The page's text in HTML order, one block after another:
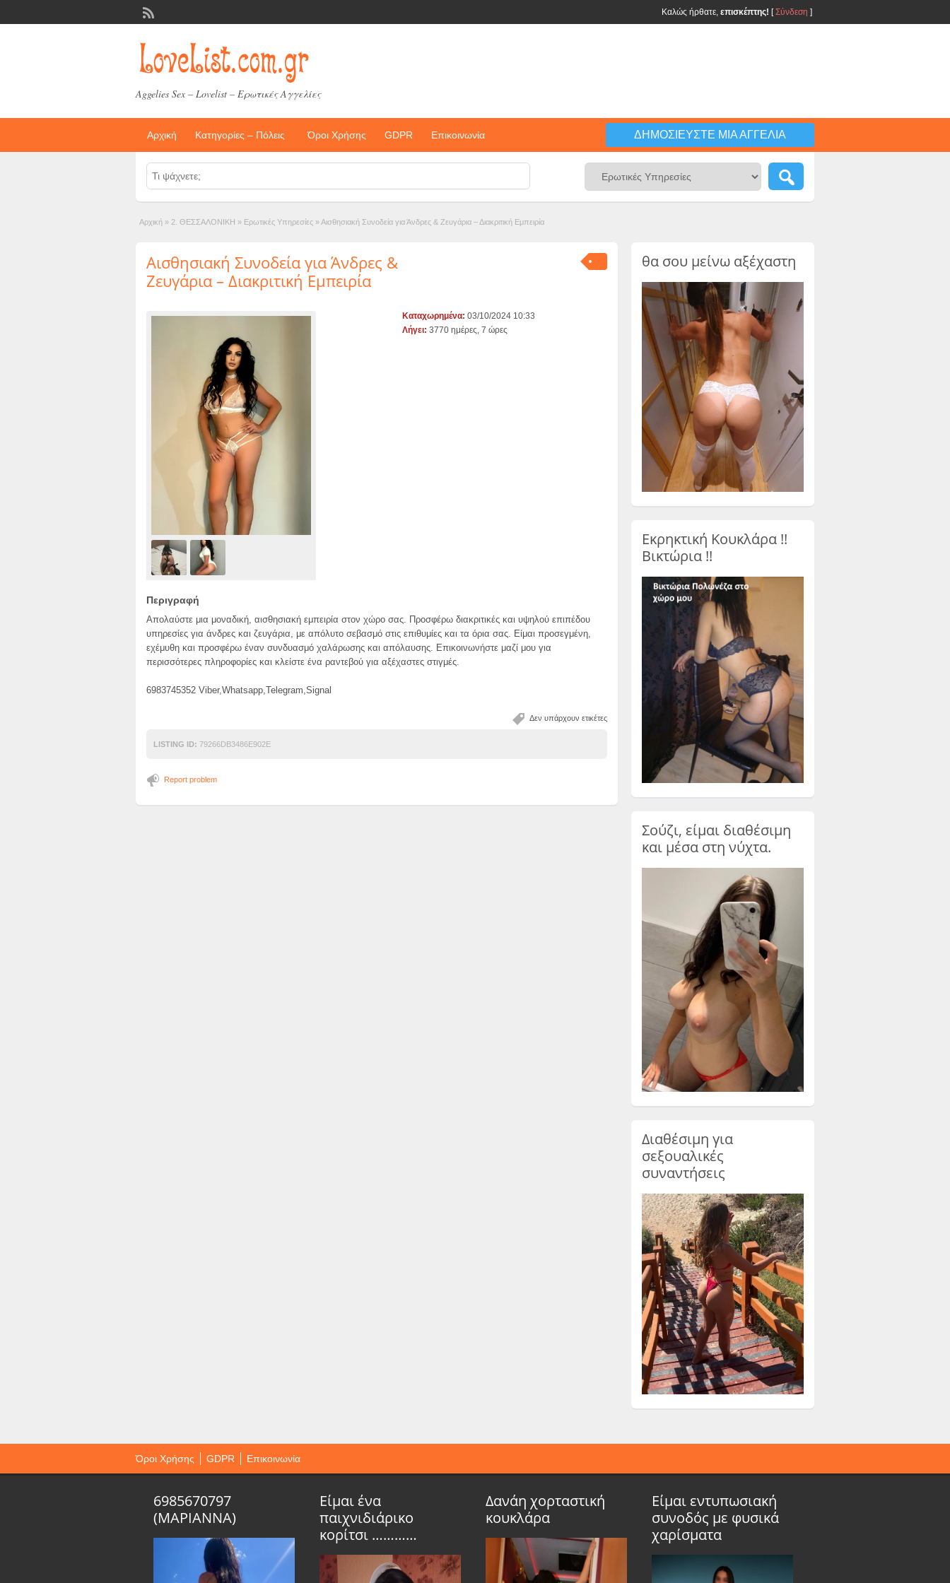
Καλώς ήρθατε, επισκέπτης! [Σύνδεση ]
Aggelies Sex – Lovelist – Ερωτικές Αγγελίες
Αρχική Κατηγορίες – Πόλεις Όροι Χρήσης GDPR Επικοινωνία ΔΗΜΟΣΙΕΎΣΤΕ ΜΙΑ ΑΓΓΕΛΊΑ
Αρχική » 2. ΘΕΣΣΑΛΟΝΙΚΗ » Ερωτικές Υπηρεσίες »Αισθησιακή Συνοδεία για Άνδρες & Ζευγάρια – Διακριτική Εμπειρία
Αισθησιακή Συνοδεία για Άνδρες &
Ζευγάρια – Διακριτική Εμπειρία
Καταχωρημένα: 03/10/2024 10:33
Λήγει: 3770 ημέρες, 7 ώρες
Περιγραφή
Απολαύστε μια μοναδική, αισθησιακή εμπειρία στον χώρο σας. Προσφέρω διακριτικές και υψηλού επιπέδου
υπηρεσίες για άνδρες και ζευγάρια, με απόλυτο σεβασμό στις επιθυμίες και τα όρια σας. Είμαι προσεγμένη,
εχέμυθη και προσφέρω έναν συνδυασμό χαλάρωσης και απόλαυσης. Επικοινωνήστε μαζί μου για
περισσότερες πληροφορίες και κλείστε ένα ραντεβού για αξέχαστες στιγμές.
6983745352 Viber,Whatsapp,Telegram,Signal
Δεν υπάρχουν ετικέτες
LISTING ID: 79266DB3486E902E
Report problem
θα σου μείνω αξέχαστη
Εκρηκτική Κουκλάρα !!
Βικτώρια !!
Σούζι, είμαι διαθέσιμη
και μέσα στη νύχτα.
Διαθέσιμη για
σεξουαλικές
συναντήσεις
Όροι Χρήσης GDPR Επικοινωνία
6985670797
(ΜΑΡΙΑΝΝΑ)
Είμαι ένα
παιχνιδιάρικο
κορίτσι …………
Δανάη χορταστική
κουκλάρα
Είμαι εντυπωσιακή
συνοδός με φυσικά
χαρίσματα